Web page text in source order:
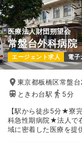
気にな
外来正看護師
日勤のみ（常勤）
給与 23.2万円/月
※経験5年の例
8:30～17:30
4週8休以上
担当
月給23万円以上可
時間 8:30～17:00
4週8休以上
月給
気にな
オペ室(手術室)
日勤のみ（常勤）
給与 23.9万円/月
※経験3年の例
時間 8:30～17:00
医療法人財団朔望会
常盤台外科病院
エージェント求人 電子
東京都板橋区常盤
ときわ台駅
5分
【駅から徒歩5分★寮
科急性期病院★法人で
域に密着した医療を提